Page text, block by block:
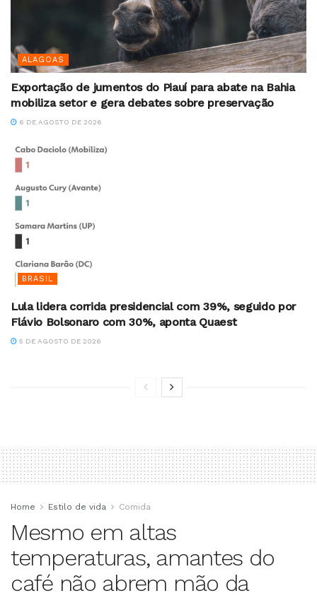
ALAGOAS
Exportação de jumentos do Piauí para abate na Bahia
mobiliza setor e gera debates sobre preservação
6 DE AGOSTO DE 2026
BRASIL
Lula lidera corrida presidencial com 39%, seguido por
Flávio Bolsonaro com 30%, aponta Quaest
5 DE AGOSTO DE 2026
Home Estilo de vida Comida
Mesmo em altas
temperaturas, amantes do
café não abrem mão da